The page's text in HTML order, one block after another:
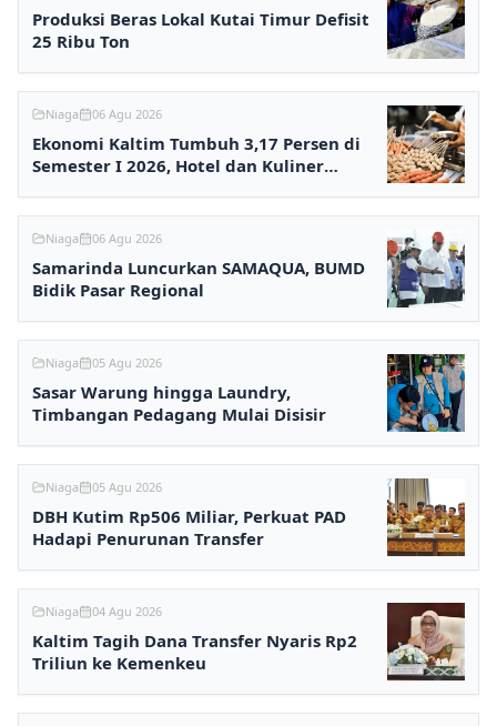
Produksi Beras Lokal Kutai Timur Defisit
25 Ribu Ton
Niaga 06 Agu 2026
Ekonomi Kaltim Tumbuh 3,17 Persen di
Semester I 2026, Hotel dan Kuliner
Niaga 06 Agu 2026
Samarinda Luncurkan SAMAQUA, BUMD
Bidik Pasar Regional
Niaga 05 Agu 2026
Sasar Warung hingga Laundry,
Timbangan Pedagang Mulai Disisir
Niaga 05 Agu 2026
DBH Kutim Rp506 Miliar, Perkuat PAD
Hadapi Penurunan Transfer
Niaga 04 Agu 2026
Kaltim Tagih Dana Transfer Nyaris Rp2
Triliun ke Kemenkeu